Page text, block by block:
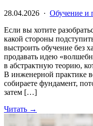
28.04.2026 · Обучение и
Если вы хотите
какой стороны
выстроить обучение без
продавать идею
в абстрактную теорию,
В инженерной практике
собираете фундамент,
затем […]
Читать →